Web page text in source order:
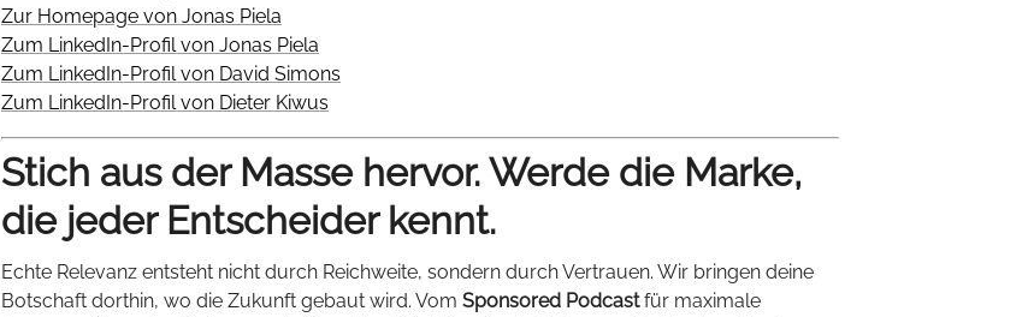
Zur Homepage von Jonas Piela
Zum LinkedIn-Profil von Jonas Piela
Zum LinkedIn-Profil von David Simons
Zum LinkedIn-Profil von Dieter Kiwus
Stich aus der Masse hervor. Werde die Marke,
die jeder Entscheider kennt.
Echte Relevanz entsteht nicht durch Reichweite, sondern durch Vertrauen. Wir bringen deine
Botschaft dorthin, wo die Zukunft gebaut wird. Vom Sponsored Podcastfür maximale